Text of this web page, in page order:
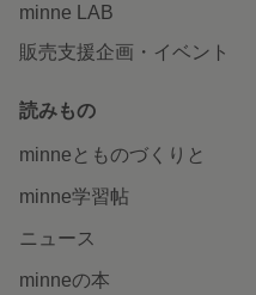
minne LAB
販売支援企画・イベント
読みもの
minneとものづくりと
minne学習帖
ニュース
minneの本